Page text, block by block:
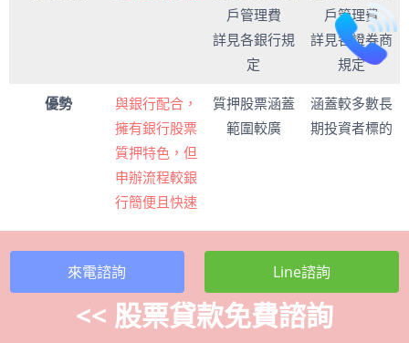
戶管理費
詳見各銀行規
定
戶管理費
詳見各證券商
規定
優勢
與銀行配合，
擁有銀行股票
質押特色，但
申辦流程較銀
行簡便且快速
質押股票涵蓋
範圍較廣
涵蓋較多數長
期投資者標的
來電諮詢 Line諮詢
<< 股票貸款免費諮詢